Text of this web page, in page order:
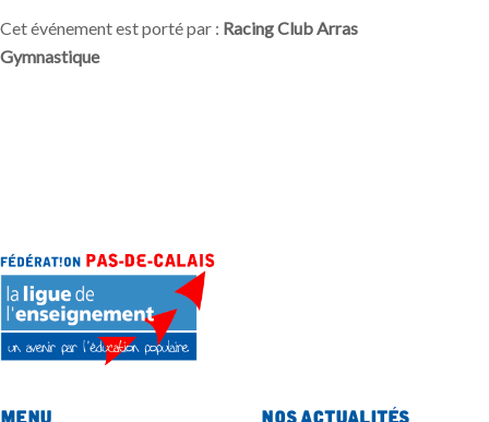
Cet événement est porté par : Racing Club Arras
Gymnastique
Menu Nos actualités